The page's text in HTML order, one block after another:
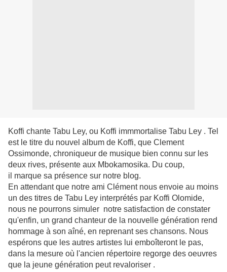
Koffi chante Tabu Ley, ou Koffi immmortalise Tabu Ley . Tel
est le titre du nouvel album de Koffi, que Clement
Ossimonde, chroniqueur de musique bien connu sur les
deux rives, présente aux Mbokamosika. Du coup,
il marque sa présence sur notre blog.
En attendant que notre ami Clément nous envoie au moins
un des titres de Tabu Ley interprétés par Koffi Olomide,
nous ne pourrons simuler notre satisfaction de constater
qu'enfin, un grand chanteur de la nouvelle génération rend
hommage à son aîné, en reprenant ses chansons. Nous
espérons que les autres artistes lui emboîteront le pas,
dans la mesure où l'ancien répertoire regorge des oeuvres
que la jeune génération peut revaloriser .